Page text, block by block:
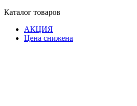
Каталог товаров
АКЦИЯ
Цена снижена